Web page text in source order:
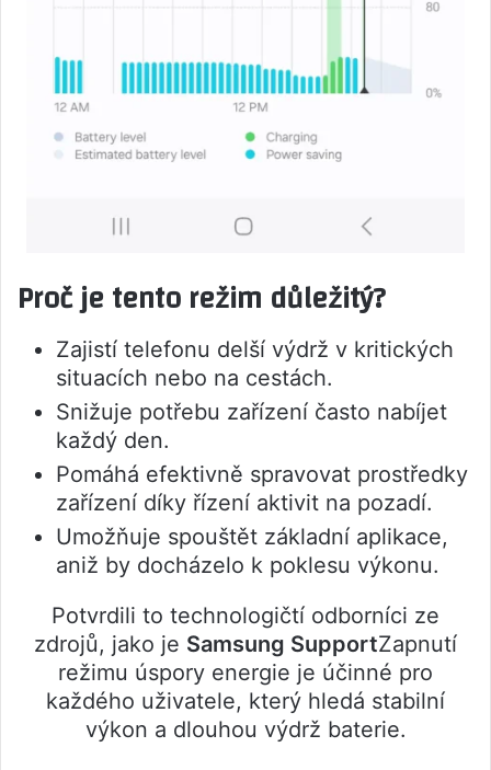
Proč je tento režim důležitý?
Zajistí telefonu delší výdrž v kritických
situacích nebo na cestách.
Snižuje potřebu zařízení často nabíjet
každý den.
Pomáhá efektivně spravovat prostředky
zařízení díky řízení aktivit na pozadí.
Umožňuje spouštět základní aplikace,
aniž by docházelo k poklesu výkonu.
Potvrdili to technologičtí odborníci ze
zdrojů, jako je Samsung SupportZapnutí
režimu úspory energie je účinné pro
každého uživatele, který hledá stabilní
výkon a dlouhou výdrž baterie.